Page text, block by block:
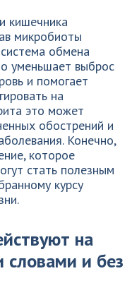
кишечника
микробиоты
обмена
уменьшает выброс
и помогает
на
это может
обострений и
Конечно,
которое
стать полезным
курсу
на
словами и без